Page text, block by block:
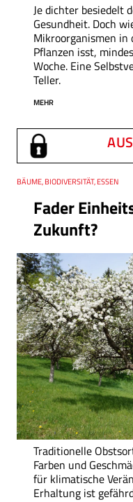
Je dichter besiedelt
Gesundheit. Doch
Mikroorganismen in
Pflanzen isst,
Woche. Eine
Teller.
MEHR
Fader
Zukunft?
Thema
BÄUME, BIODIVERSITÄT, ESSEN
Traditionelle
Farben und
für klimatische
Erhaltung ist